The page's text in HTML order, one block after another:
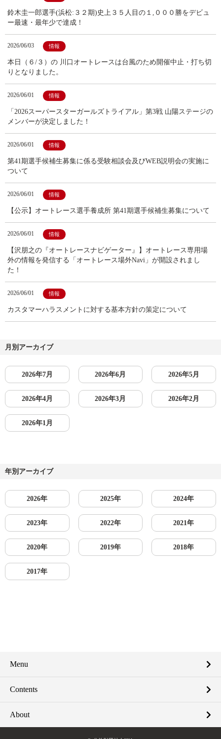
鈴木圭一郎選手(浜松:３２期)史上３５人目の１,０００勝をデビュ
ー最速・最年少で達成！
2026/06/03 情報
本日（６/３）の 川口オートレースは台風のため開催中止・打ち切
りとなりました。
2026/06/01 情報
「2026スーパースターガールズトライアル」第3戦 山陽ステージの
メンバーが決定しました！
2026/06/01 情報
第41期選手候補生募集に係る受験相談会及びWEB説明会の実施に
ついて
2026/06/01 情報
【公示】オートレース選手養成所 第41期選手候補生募集について
2026/06/01 情報
【沢朋之の『オートレースナビゲーター』】オートレース専用場
外の情報を発信する「オートレース場外Navi」が開設されまし
た！
2026/06/01 情報
カスタマーハラスメントに対する基本方針の策定について
月別アーカイブ
2026年7月 2026年6月 2026年5月
2026年4月 2026年3月 2026年2月
2026年1月
年別アーカイブ
2026年 2025年 2024年
2023年 2022年 2021年
2020年 2019年 2018年
2017年
Menu
Contents
About